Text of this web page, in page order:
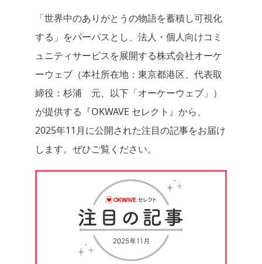
「世界中のありがとうの物語を蓄積し可視化
する」をパーパスとし、法人・個人向けコミ
ュニティサービスを展開する株式会社オーケ
ーウェブ（本社所在地：東京都港区、代表取
締役：杉浦 元、以下「オーケーウェブ」）
が提供する『OKWAVE セレクト』から、
2025年11月に公開された注目の記事をお届け
します。ぜひご覧ください。